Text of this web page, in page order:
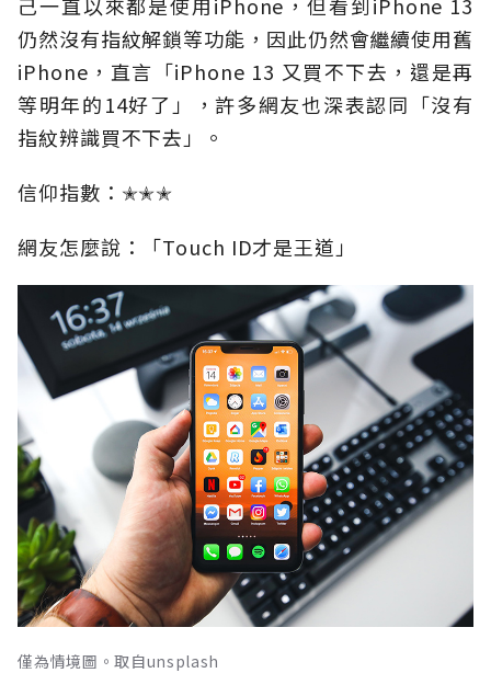
仍然沒有指紋解鎖等功能，因此仍然會繼續使用舊
iPhone，直言「iPhone 13 又買不下去，還是再
等明年的14好了」，許多網友也深表認同「沒有
指紋辨識買不下去」。
信仰指數：✭✭✭
網友怎麼說：「Touch ID才是王道」
僅為情境圖。取自unsplash